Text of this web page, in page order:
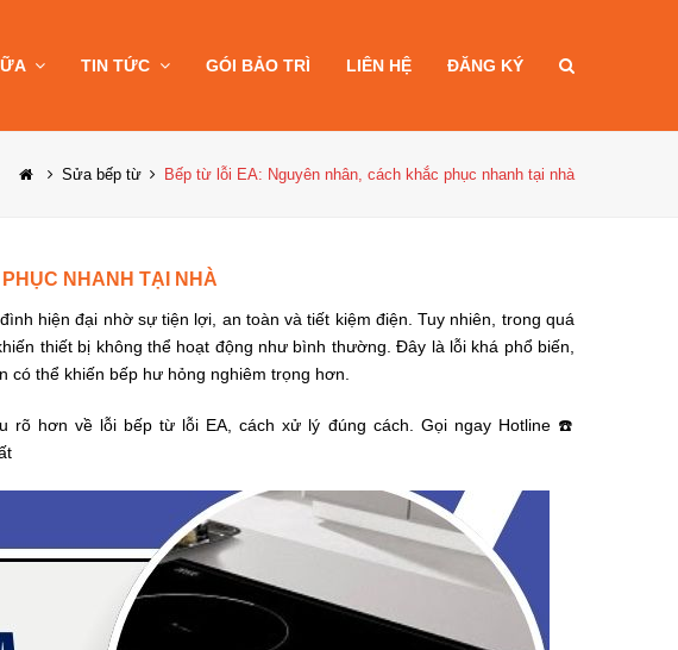
TIN TỨC GÓI BẢO TRÌ LIÊN HỆ ĐĂNG KÝ
Sửa bếp từ Bếp từ lỗi EA: Nguyên nhân, cách khắc phục nhanh tại nhà
NHANH TẠI NHÀ
hiện đại nhờ sự tiện lợi, an toàn và tiết kiệm điện. Tuy nhiên, trong quá
thiết bị không thể hoạt động như bình thường. Đây là lỗi khá phổ biến,
có thể khiến bếp hư hỏng nghiêm trọng hơn.
hơn về lỗi bếp từ lỗi EA, cách xử lý đúng cách. Gọi ngay Hotline ☎️